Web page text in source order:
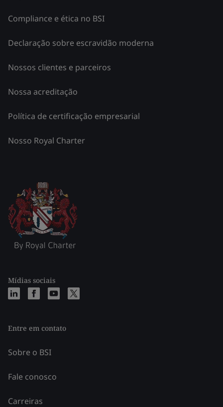
Compliance e ética no BSI
Declaração sobre escravidão moderna
Nossos clientes e parceiros
Nossa acreditação
Política de certificação empresarial
Nosso Royal Charter
Mídias sociais
Entre em contato
Sobre o BSI
Fale conosco
Carreiras